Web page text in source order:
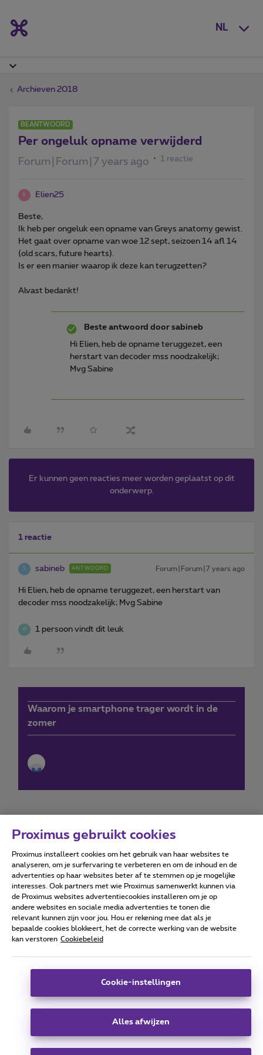
NL
Archieven 2018
BEANTWOORD
Per ongeluk opname verwijderd
Forum|Forum|7 years ago 1 reactie
E Elien25
Beste,
Ik heb per ongeluk een opname van Greys anatomy gewist.
Het gaat over opname van woe 12 sept, seizoen 14 afl 14
(old scars, future hearts).
Is er een manier waarop ik deze kan terugzetten?
Alvast bedankt!
Beste antwoord door sabineb
Hi Elien, heb de opname teruggezet, een
herstart van decoder mss noodzakelijk;
Mvg Sabine
Er kunnen geen reacties meer worden geplaatst op dit
onderwerp.
1 reactie
S sabineb ANTWOORD Forum|Forum|7 years ago
Hi Elien, heb de opname teruggezet, een herstart van
decoder mss noodzakelijk; Mvg Sabine
W 1 persoon vindt dit leuk
Waarom je smartphone trager wordt in de
zomer
Forumvoorwaarden Accessibility statement
Alle rechten voorbehouden. © Proximus
Algemene voorwaarden, consumenteninfo
Deze website is gecreëerd en wordt beheerd conform het
Koning Albert II-laan 27 - B-1030 Brussel.
Carrier & Wholesale Solutions
Proximus gebruikt cookies
Proximus installeert cookies om het gebruik van haar websites te
analyseren, om je surfervaring te verbeteren en om de inhoud en de
advertenties op haar websites beter af te stemmen op je mogelijke
interesses. Ook partners met wie Proximus samenwerkt kunnen via
de Proximus websites advertentiecookies installeren om je op
andere websites en sociale media advertenties te tonen die
relevant kunnen zijn voor jou. Hou er rekening mee dat als je
bepaalde cookies blokkeert, het de correcte werking van de website
kan verstoren Cookiebeleid
Cookie-instellingen
Alles afwijzen